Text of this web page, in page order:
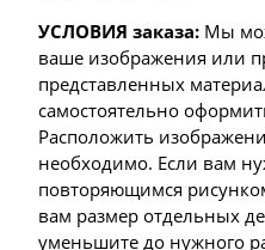
УСЛОВИЯ заказа: Мы
ваше изображения или
представленных
самостоятельно
Расположить
необходимо. Если вам
повторяющимся
вам размер отдельных
уменьшите до нужного